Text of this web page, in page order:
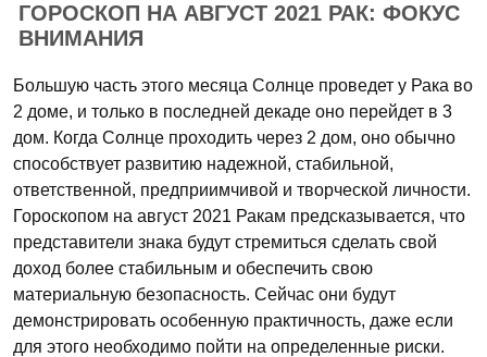
ГОРОСКОП НА АВГУСТ 2021 РАК: ФОКУС
ВНИМАНИЯ
Большую часть этого месяца Солнце проведет у Рака во
2 доме, и только в последней декаде оно перейдет в 3
дом. Когда Солнце проходить через 2 дом, оно обычно
способствует развитию надежной, стабильной,
ответственной, предприимчивой и творческой личности.
Гороскопом на август 2021 Ракам предсказывается, что
представители знака будут стремиться сделать свой
доход более стабильным и обеспечить свою
материальную безопасность. Сейчас они будут
демонстрировать особенную практичность, даже если
для этого необходимо пойти на определенные риски.